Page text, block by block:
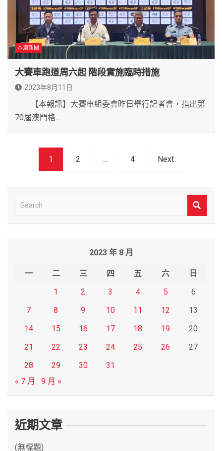
本澳新聞
大賽車跑道周六起 階段實施臨時措施
2023年8月11日
【本報訊】大賽車組委會昨日舉行記者會，指出第
70屆澳門格…
1 2 ... 4 Next
e
2023 年 8 月
一 二 三 四 五 六
日
1
2 3 4 5
6
7
8 9 10 11 12
13
14
15 16 17 18 19
20
21
22 23 24 25 26
27
28
29 30
31
« 7 月
9 月 »
近期文章
(無標題)